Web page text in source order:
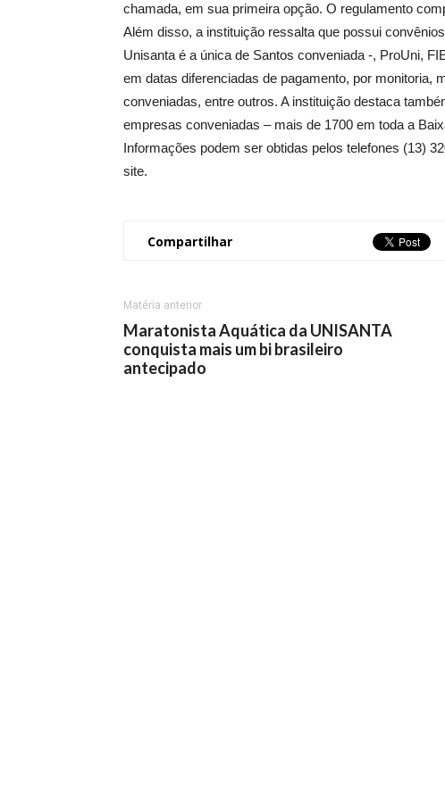
chamada, em sua primeira opção. O regulamento
Além disso, a instituição ressalta que possui
Unisanta é a única de Santos conveniada -, ProUni,
em datas diferenciadas de pagamento, por monitoria,
conveniadas, entre outros. A instituição destaca
empresas conveniadas – mais de 1700 em toda a
Informações podem ser obtidas pelos telefones (13)
site.
Compartilhar
Matéria anterior
Maratonista Aquática da UNISANTA
conquista mais um bi brasileiro
antecipado